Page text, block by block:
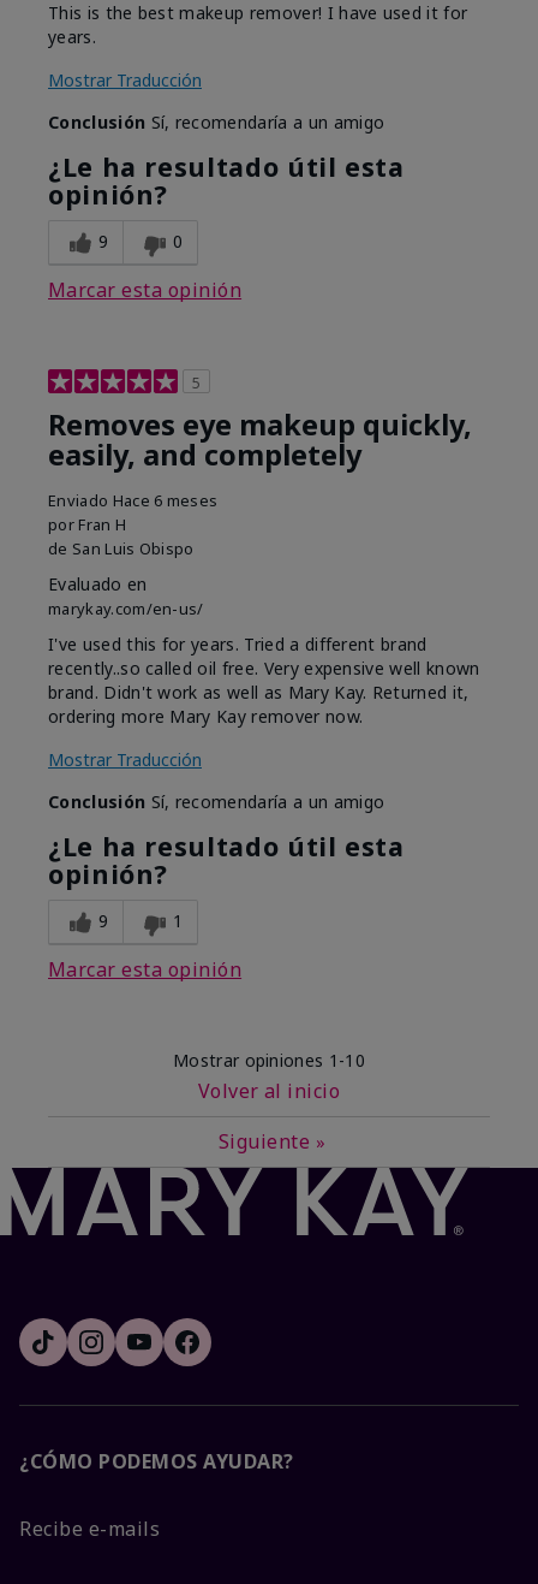
This is the best makeup remover! I have used it for
years.
Mostrar Traducción
Conclusión Sí, recomendaría a un amigo
¿Le ha resultado útil esta
opinión?
9 0
Marcar esta opinión
5
Removes eye makeup quickly,
easily, and completely
Enviado Hace 6 meses
por Fran H
de San Luis Obispo
Evaluado en
marykay.com/en-us/
I've used this for years. Tried a different brand
recently..so called oil free. Very expensive well known
brand. Didn't work as well as Mary Kay. Returned it,
ordering more Mary Kay remover now.
Mostrar Traducción
Conclusión Sí, recomendaría a un amigo
¿Le ha resultado útil esta
opinión?
9 1
Marcar esta opinión
Mostrar opiniones 1-10
Volver al inicio
Siguiente »
¿CÓMO PODEMOS AYUDAR?
Recibe e-mails